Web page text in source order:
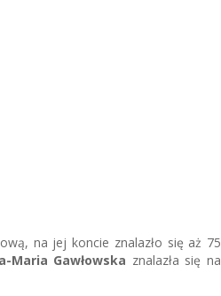
na jej koncie znalazło się aż 75
Maria Gawłowska znalazła się na